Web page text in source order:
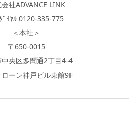
社ADVANCE LINK
ﾞｲﾔﾙ 0120-335-775
＜本社＞
〒650-0015
央区多聞通2丁目4-4
ーン神戸ビル東館9F